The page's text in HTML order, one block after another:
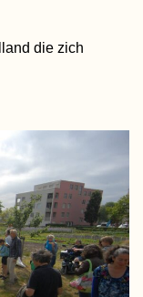
die zich